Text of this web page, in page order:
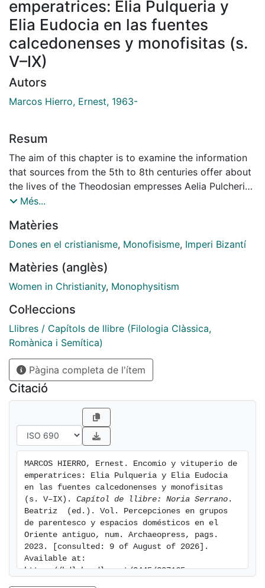
emperatrices: Elia Pulqueria y
Elia Eudocia en las fuentes
calcedonenses y monofisitas (s.
V–IX)
Autors
Marcos Hierro, Ernest, 1963-
Resum
The aim of this chapter is to examine the information
that sources from the 5th to 8th centuries offer about
the lives of the Theodosian empresses Aelia Pulcheria
and Aelia Eudocia. The literary genre to which the
belongs (ecclesiastical history or chronography) and
its adherence to the Chalcedonian or Monophysite
characteristics explain its position with respect to
both empresses. In this way, it is shown that the
Pulcheria or Eudocia depends on the religious
confession of the author and on his belonging to the
Constantinopolitan tradition or to that of Syria and
Egypt. The chapter also reviews the portrait of both
empresses in Kenneth G. Holum's classic work about
Theodosian Empresses and proposes a Monophysite
origin in the account of the life of Eudocia in the
of John Malalas and a hypothesis about the reason for
her marital separation from Emperor Theodosius II.
Més...
Matèries
Dones en el cristianisme, Monofisisme, Imperi Bizantí
Matèries (anglès)
Women in Christianity, Monophysitism
Col·leccions
Llibres / Capítols de llibre (Filologia Clàssica,
Romànica i Semítica)
Pàgina completa de l'ítem
Citació
MARCOS HIERRO, Ernest. Encomio y vituperio de
emperatrices: Elia Pulqueria y Elia Eudocia
en las fuentes calcedonenses y monofisitas
(s. V–IX). Capítol de llibre: Noria Serrano .
Beatriz  (ed.). Vol. Percepciones en grupos
de parentesco y espacios domésticos en el
Oriente antiguo, num. Archaeopress, pags.
2023. [consulted: 9 of August of 2026].
Available at:
https://hdl.handle.net/2445/207165